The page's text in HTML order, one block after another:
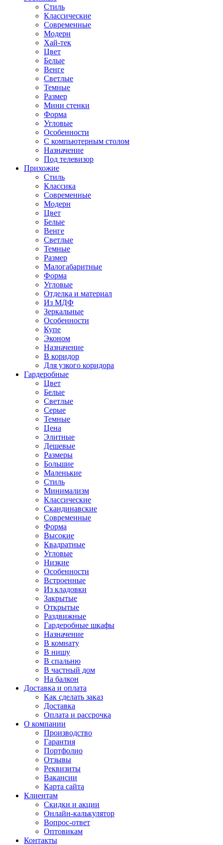
Стиль
Классические
Современные
Модерн
Хай-тек
Цвет
Белые
Венге
Светлые
Темные
Размер
Мини стенки
Форма
Угловые
Особенности
С компьютерным столом
Назначение
Под телевизор
Прихожие
Стиль
Классика
Современные
Модерн
Цвет
Белые
Венге
Светлые
Темные
Размер
Малогабаритные
Форма
Угловые
Отделка и материал
Из МДФ
Зеркальные
Особенности
Купе
Эконом
Назначение
В коридор
Для узкого коридора
Гардеробные
Цвет
Белые
Светлые
Серые
Темные
Цена
Элитные
Дешевые
Размеры
Большие
Маленькие
Стиль
Минимализм
Классические
Скандинавские
Современные
Форма
Высокие
Квадратные
Угловые
Низкие
Особенности
Встроенные
Из кладовки
Закрытые
Открытые
Раздвижные
Гардеробные шкафы
Назначение
В комнату
В нишу
В спальню
В частный дом
На балкон
Доставка и оплата
Как сделать заказ
Доставка
Оплата и рассрочка
О компании
Производство
Гарантия
Портфолио
Отзывы
Реквизиты
Вакансии
Карта сайта
Клиентам
Скидки и акции
Онлайн-калькулятор
Вопрос-ответ
Оптовикам
Контакты